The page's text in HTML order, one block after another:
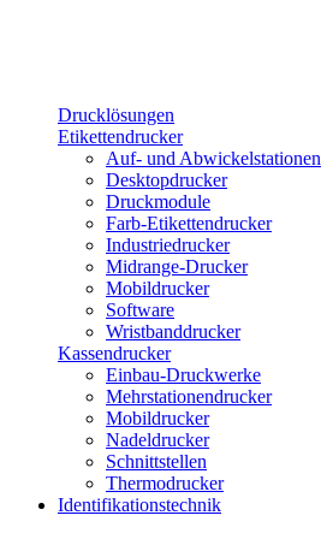
Drucklösungen
Etikettendrucker
Auf- und Abwickelstationen
Desktopdrucker
Druckmodule
Farb-Etikettendrucker
Industriedrucker
Midrange-Drucker
Mobildrucker
Software
Wristbanddrucker
Kassendrucker
Einbau-Druckwerke
Mehrstationendrucker
Mobildrucker
Nadeldrucker
Schnittstellen
Thermodrucker
Identifikationstechnik